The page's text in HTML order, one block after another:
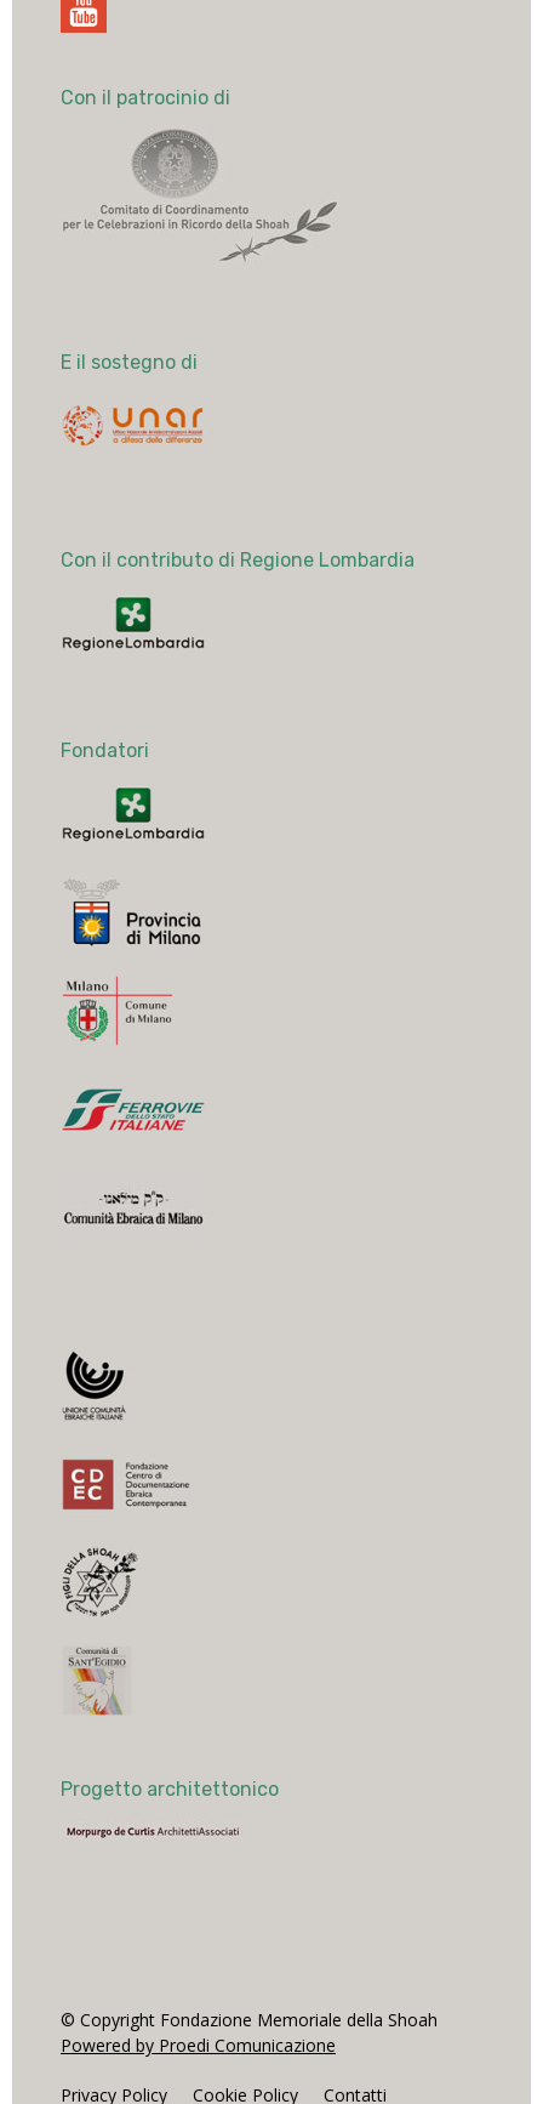
Con il patrocinio di
E il sostegno di
Con il contributo di Regione Lombardia
Fondatori
Progetto architettonico
© Copyright Fondazione Memoriale della Shoah
Powered by Proedi Comunicazione
Privacy Policy Cookie Policy Contatti